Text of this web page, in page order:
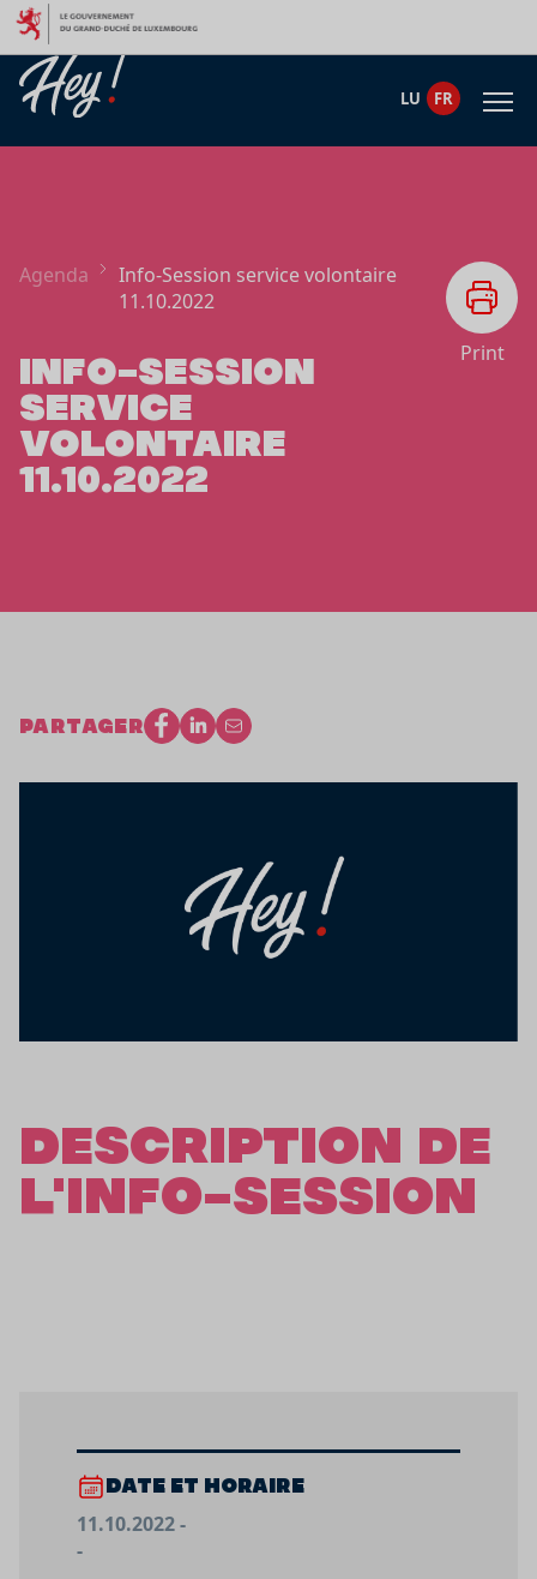
Aller au contenu
LU FR
Agenda
Info-Session service volontaire
11.10.2022
INFO-SESSION
SERVICE
VOLONTAIRE
11.10.2022
Print
PARTAGER
DESCRIPTION DE
L'INFO-SESSION
DATE ET HORAIRE
11.10.2022 -
-